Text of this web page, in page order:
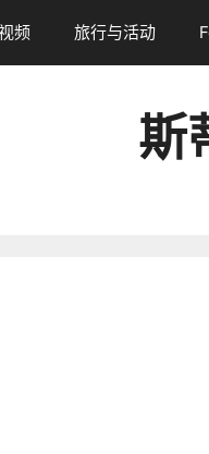
频 旅行与活动
斯